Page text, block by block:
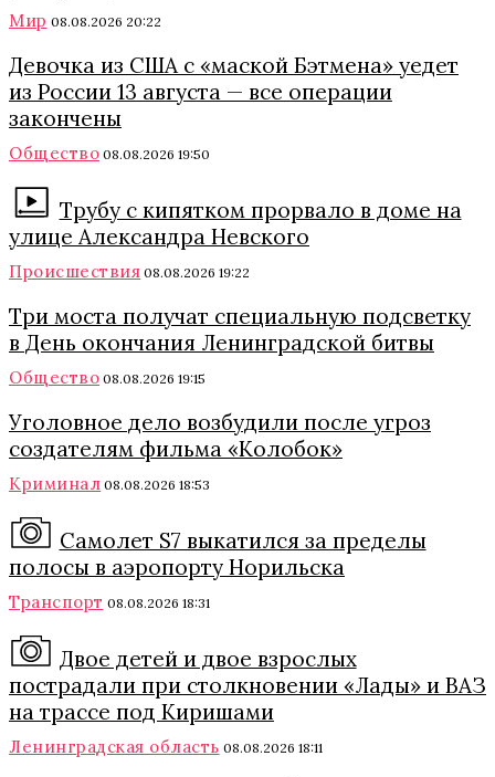
Мир 08.08.2026 20:22
Девочка из США с «маской Бэтмена» уедет
из России 13 августа — все операции
закончены
Общество 08.08.2026 19:50
Трубу с кипятком прорвало в доме на
улице Александра Невского
Происшествия 08.08.2026 19:22
Три моста получат специальную подсветку
в День окончания Ленинградской битвы
Общество 08.08.2026 19:15
Уголовное дело возбудили после угроз
создателям фильма «Колобок»
Криминал 08.08.2026 18:53
Самолет S7 выкатился за пределы
полосы в аэропорту Норильска
Транспорт 08.08.2026 18:31
Двое детей и двое взрослых
пострадали при столкновении «Лады» и ВАЗ
на трассе под Киришами
Ленинградская область 08.08.2026 18:11